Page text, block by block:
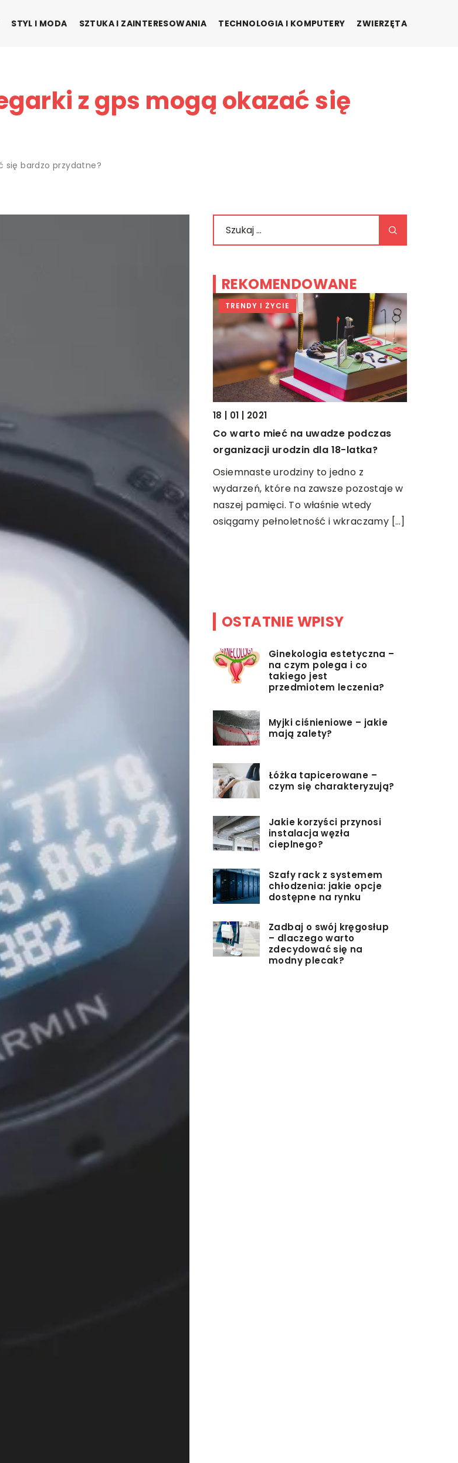
STYL I MODA SZTUKA I ZAINTERESOWANIA TECHNOLOGIA I KOMPUTERY ZWIERZĘTA
z gps mogą okazać się
się bardzo przydatne?
REKOMENDOWANE
Zestaw do uprawiania
wakeboardingu – co powinno się w
nim znaleźć?
Wakeboarding to jeden z najbardziej
emocjonujących sportów wodnych,
który dostarcza mnóstwo adrenaliny i
sprawia ogromną frajdę. Polega na tym,
TRENDY I ŻYCIE
18 | 01 | 2021
Co warto mieć na uwadze podczas
organizacji urodzin dla 18-latka?
Osiemnaste urodziny to jedno z
wydarzeń, które na zawsze pozostaje w
naszej pamięci. To właśnie wtedy
osiągamy pełnoletność i wkraczamy […]
OSTATNIE WPISY
Ginekologia estetyczna –
na czym polega i co
takiego jest
przedmiotem leczenia?
Myjki ciśnieniowe – jakie
mają zalety?
Łóżka tapicerowane –
czym się charakteryzują?
Jakie korzyści przynosi
instalacja węzła
cieplnego?
Szafy rack z systemem
chłodzenia: jakie opcje
dostępne na rynku
Zadbaj o swój kręgosłup
– dlaczego warto
zdecydować się na
modny plecak?